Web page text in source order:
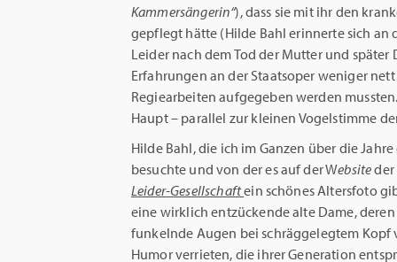
Kammersängerin“), dass sie mit ihr den
gepflegt hätte (Hilde Bahl erinnerte sich an
Leider nach dem Tod der Mutter und
Erfahrungen an der Staatsoper weniger
Regiearbeiten aufgegeben werden
Haupt – parallel zur kleinen Vogelstimme
Hilde Bahl, die ich im Ganzen über die
besuchte und von der es auf der Websiteder
Leider-Gesellschaftein schönes Altersfoto
eine wirklich entzückende alte Dame, deren
funkelnde Augen bei schräggelegtem Kopf
Humor verrieten, die ihrer Generation